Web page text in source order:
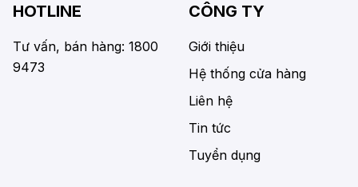
HOTLINE
Tư vấn, bán hàng: 1800
9473
CÔNG TY
Giới thiệu
Hệ thống cửa hàng
Liên hệ
Tin tức
Tuyển dụng